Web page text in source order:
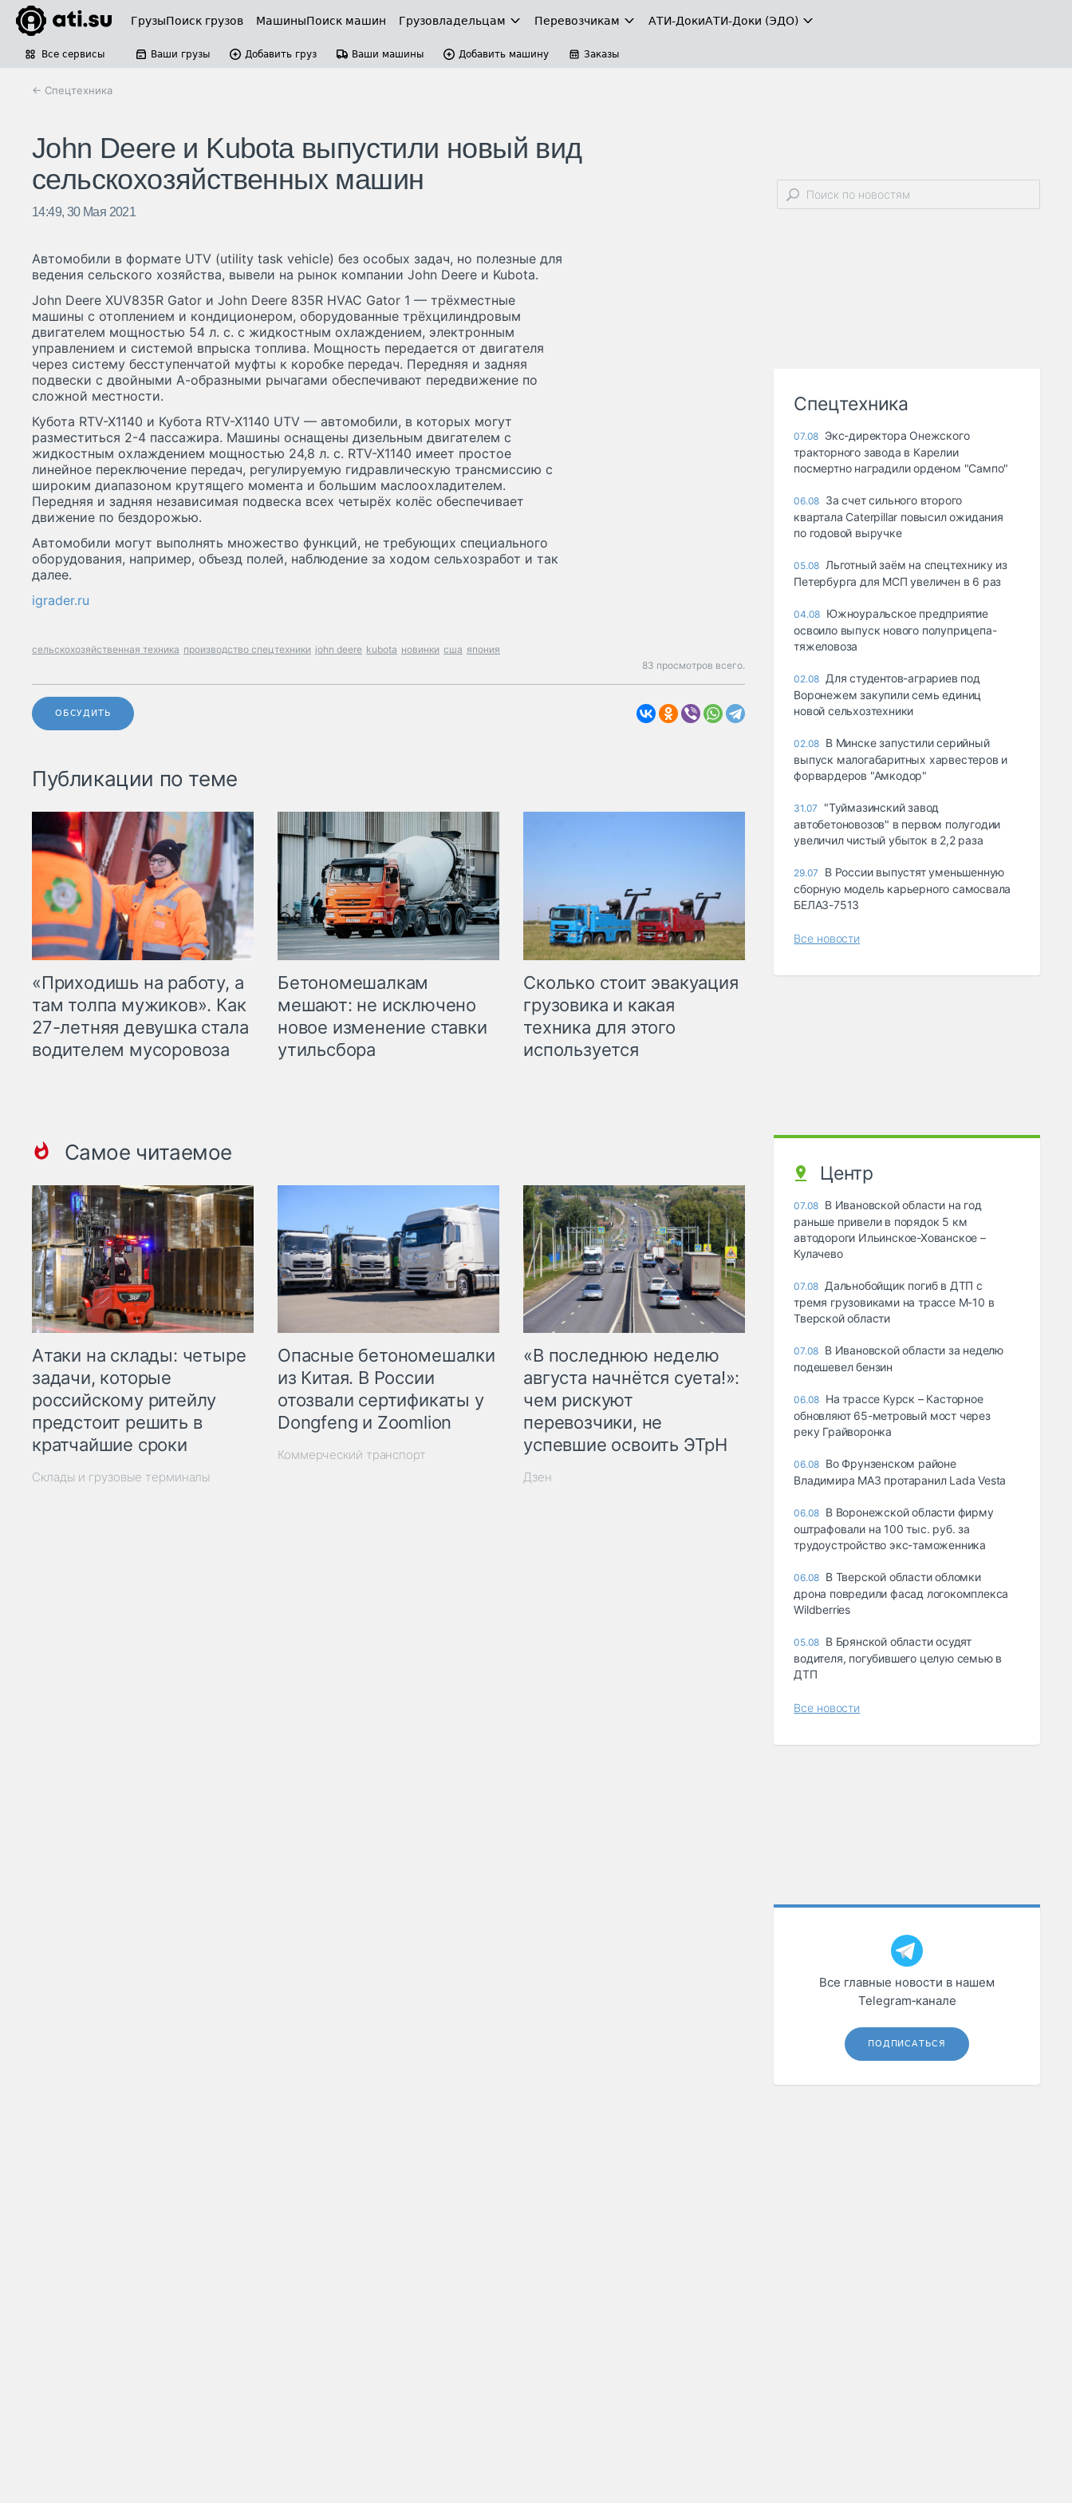
ГрузыПоиск грузов МашиныПоиск машин Грузовладельцам Перевозчикам АТИ-ДокиАТИ-Доки (ЭДО)
Все сервисы Ваши грузы Добавить груз Ваши машины Добавить машину Заказы
← Спецтехника
John Deere и Kubota выпустили новый вид
сельскохозяйственных машин
14:49, 30 Мая 2021
Автомобили в формате UTV (utility task vehicle) без особых задач, но полезные для
ведения сельского хозяйства, вывели на рынок компании John Deere и Kubota.
John Deere XUV835R Gator и John Deere 835R HVAC Gator 1 — трёхместные
машины с отоплением и кондиционером, оборудованные трёхцилиндровым
двигателем мощностью 54 л. с. с жидкостным охлаждением, электронным
управлением и системой впрыска топлива. Мощность передается от двигателя
через систему бесступенчатой ​​муфты к коробке передач. Передняя и задняя
подвески с двойными А-образными рычагами обеспечивают передвижение по
сложной местности.
Кубота RTV-X1140 и Кубота RTV-X1140 UTV — автомобили, в которых могут
разместиться 2-4 пассажира. Машины оснащены дизельным двигателем с
жидкостным охлаждением мощностью 24,8 л. с. RTV-X1140 имеет простое
линейное переключение передач, регулируемую гидравлическую трансмиссию с
широким диапазоном крутящего момента и большим маслоохладителем.
Передняя и задняя независимая подвеска всех четырёх колёс обеспечивает
движение по бездорожью.
Автомобили могут выполнять множество функций, не требующих специального
оборудования, например, объезд полей, наблюдение за ходом сельхозработ и так
далее.
igrader.ru
сельскохозяйственная техника производство спецтехники john deere kubota новинки сша япония
83 просмотров всего.
ОБСУДИТЬ
Публикации по теме
«Приходишь на работу, а
там толпа мужиков». Как
27-летняя девушка стала
водителем мусоровоза
Бетономешалкам
мешают: не исключено
новое изменение ставки
утильсбора
Сколько стоит эвакуация
грузовика и какая
техника для этого
используется
Самое читаемое
Атаки на склады: четыре
задачи, которые
российскому ритейлу
предстоит решить в
кратчайшие сроки
Склады и грузовые терминалы
Опасные бетономешалки
из Китая. В России
отозвали сертификаты у
Dongfeng и Zoomlion
Коммерческий транспорт
«В последнюю неделю
августа начнётся суета!»:
чем рискуют
перевозчики, не
успевшие освоить ЭТрН
Дзен
Спецтехника
07.08 Экс-директора Онежского
тракторного завода в Карелии
посмертно наградили орденом "Сампо"
06.08 За счет сильного второго
квартала Caterpillar повысил ожидания
по годовой выручке
05.08 Льготный заём на спецтехнику из
Петербурга для МСП увеличен в 6 раз
04.08 Южноуральское предприятие
освоило выпуск нового полуприцепа-
тяжеловоза
02.08 Для студентов-аграриев под
Воронежем закупили семь единиц
новой сельхозтехники
02.08 В Минске запустили серийный
выпуск малогабаритных харвестеров и
форвардеров "Амкодор"
31.07
"Туймазинский завод
автобетоновозов" в первом полугодии
увеличил чистый убыток в 2,2 раза
29.07
В России выпустят уменьшенную
сборную модель карьерного самосвала
БЕЛАЗ-7513
Все новости
Центр
07.08 В Ивановской области на год
раньше привели в порядок 5 км
автодороги Ильинское-Хованское –
Кулачево
07.08 Дальнобойщик погиб в ДТП с
тремя грузовиками на трассе М-10 в
Тверской области
07.08 В Ивановской области за неделю
подешевел бензин
06.08 На трассе Курск – Касторное
обновляют 65-метровый мост через
реку Грайворонка
06.08 Во Фрунзенском районе
Владимира МАЗ протаранил Lada Vesta
06.08 В Воронежской области фирму
оштрафовали на 100 тыс. руб. за
трудоустройство экс-таможенника
06.08 В Тверской области обломки
дрона повредили фасад логокомплекса
Wildberries
05.08 В Брянской области осудят
водителя, погубившего целую семью в
ДТП
Все новости
Все главные новости в нашем
Telegram‑канале
ПОДПИСАТЬСЯ